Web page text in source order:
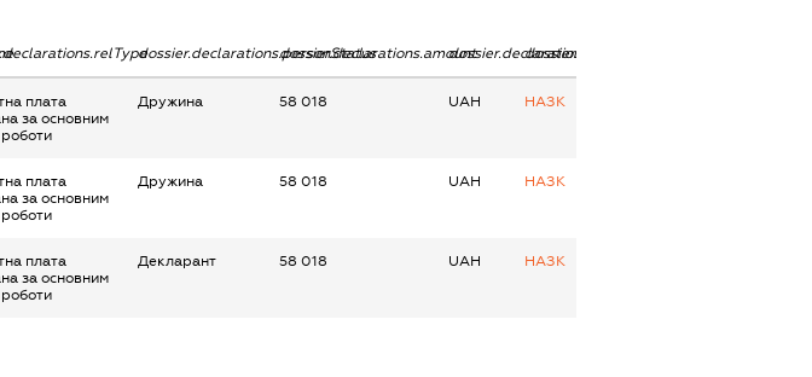
dossier.declarations.personStatusdossier.declarations.amountdossier.declarations.currency
dossier.declarations.source
плата
за основним
Дружина 58 018 UAH НАЗК
плата
за основним
Дружина 58 018 UAH НАЗК
плата
за основним
Декларант 58 018 UAH НАЗК